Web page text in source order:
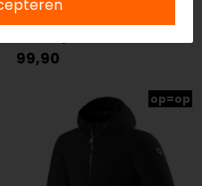
Clarke Dames
99,90
op=op